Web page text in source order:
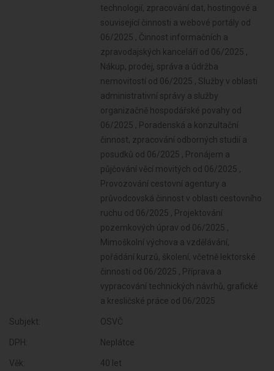
Subjekt: OSVČ
DPH: Neplátce
Věk: 40 let